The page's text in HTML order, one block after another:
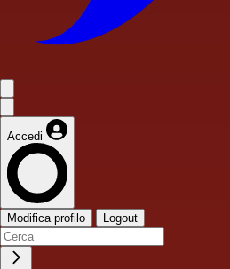
Accedi
Modifica profilo Logout